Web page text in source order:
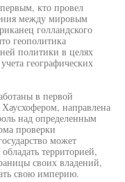
кто провел
между мировым
голландского
геополитика
политики в целях
географических
в первой
направлена
над определенным
проверки
может
территорией,
своих владений,
свою империю.